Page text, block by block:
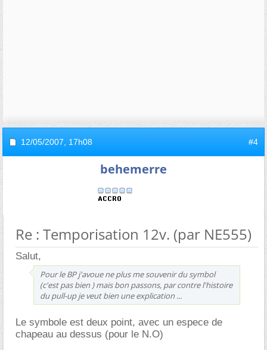
12/05/2007, 17h08 #4
behemerre
Re : Temporisation 12v. (par NE555)
Salut,
Pour le BP j'avoue ne plus me souvenir du symbol
(c'est pas bien ) mais bon passons, par contre l'histoire
du pull-up je veut bien une explication ...
Le symbole est deux point, avec un espece de
chapeau au dessus (pour le N.O)